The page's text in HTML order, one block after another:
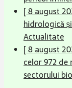
[ 8 august
hidrologică
Actualitate
[ 8 august
celor 972 de
sectorului